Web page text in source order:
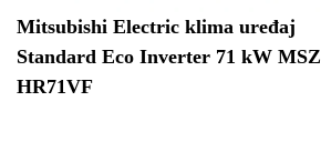
Mitsubishi Electric klima uređaj
Standard Eco Inverter 71 kW MSZ
HR71VF